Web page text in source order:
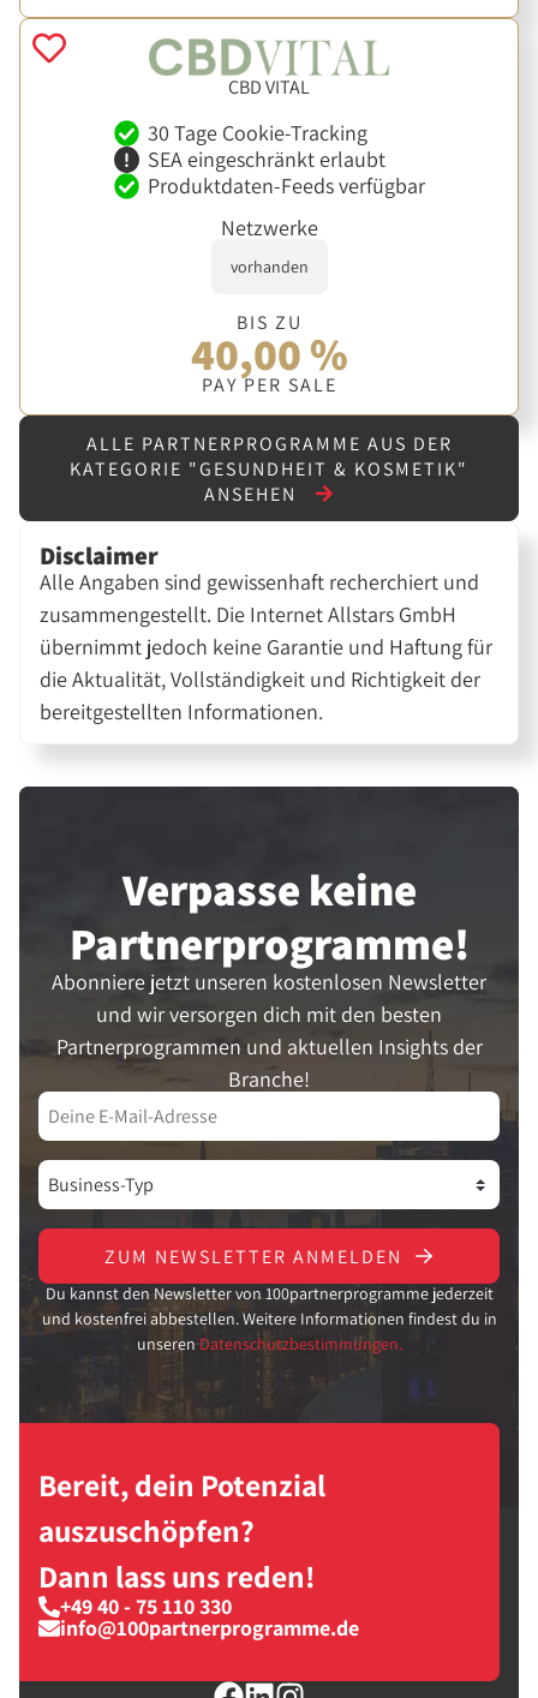
CBD VITAL
30 Tage Cookie-Tracking
SEA eingeschränkt erlaubt
Produktdaten-Feeds verfügbar
Netzwerke
vorhanden
BIS ZU
40,00 %
PAY PER SALE
ALLE PARTNERPROGRAMME AUS DER
KATEGORIE "GESUNDHEIT & KOSMETIK"
ANSEHEN
Disclaimer
Alle Angaben sind gewissenhaft recherchiert und
zusammengestellt. Die Internet Allstars GmbH
übernimmt jedoch keine Garantie und Haftung für
die Aktualität, Vollständigkeit und Richtigkeit der
bereitgestellten Informationen.
Verpasse keine
Partner­programme!
Abonniere jetzt unseren kostenlosen Newsletter
und wir versorgen dich mit den besten
Partnerprogrammen und aktuellen Insights der
Branche!
ZUM NEWSLETTER ANMELDEN
Du kannst den Newsletter von 100partnerprogramme jederzeit
und kostenfrei abbestellen. Weitere Informationen findest du in
unseren Datenschutzbestimmungen.
Bereit, dein Potenzial
auszuschöpfen?
Dann lass uns reden!
+49 40 - 75 110 330
info@100partnerprogramme.de